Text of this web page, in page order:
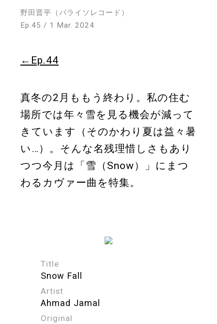
野田晋平（パライソレコード）
Ep.45 / 1 Mar. 2024
←Ep.44
真冬の2月ももう終わり。私の住む
場所では年々雪を見る機会が減って
きています（そのかわり夏は益々暑
い…）。そんな名残理惜しさもあり
つつ今月は「雪（Snow）」にまつ
わるカヴァー曲を特集。
Title
Snow Fall
Artist
Ahmad Jamal
Original